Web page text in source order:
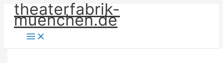
Zum
Inhalt
springen
theaterfabrik-
muenchen.de